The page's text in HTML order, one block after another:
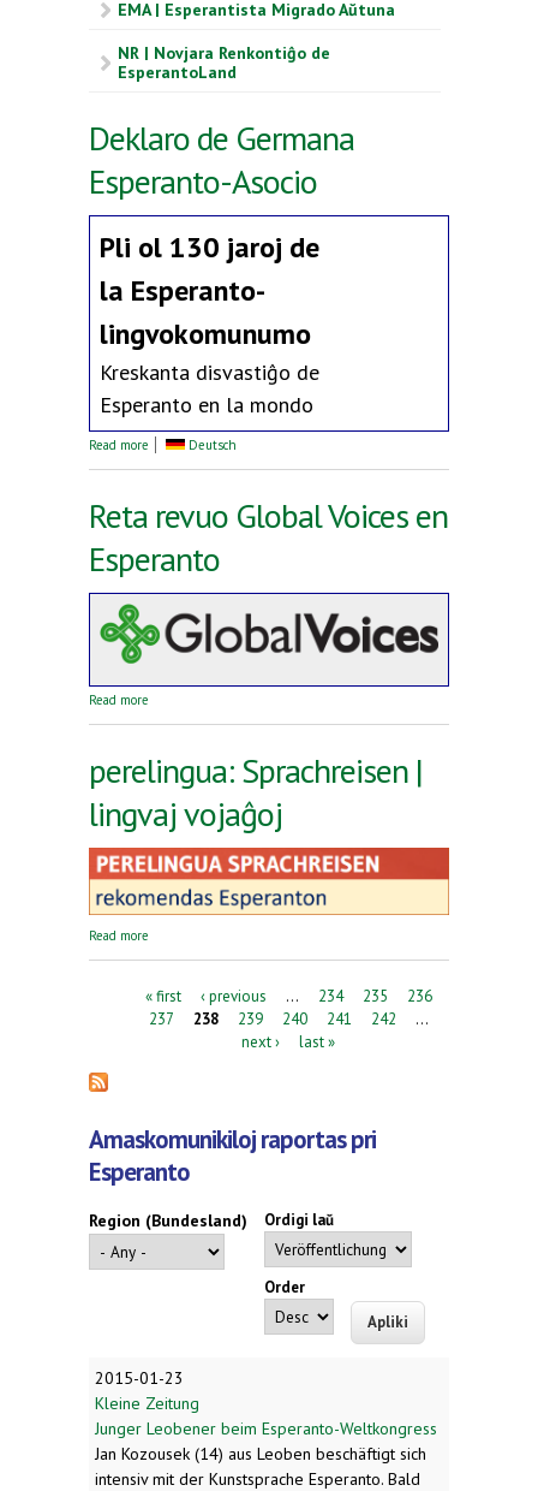
EMA | Esperantista Migrado Aŭtuna
NR | Novjara Renkontiĝo de
EsperantoLand
Deklaro de Germana
Esperanto-Asocio
Pli ol 130 jaroj de
la Esperanto-
lingvokomunumo
Kreskanta disvastiĝo de
Esperanto en la mondo
Read more about Deklaro de Germana Esperanto-Asocio
Deutsch
Reta revuo Global Voices en
Esperanto
Read more
perelingua: Sprachreisen |
lingvaj vojaĝoj
Read more
Pages« first ‹ previous … 234 235
236
237
238 239 240 241 242
…
next ›
last »
Amaskomunikiloj raportas pri
Esperanto
Region (Bundesland) Ordigi laŭ
Order
2015-01-23
Kleine Zeitung
Junger Leobener beim Esperanto-Weltkongress
Jan Kozousek (14) aus Leoben beschäftigt sich
intensiv mit der Kunstsprache Esperanto. Bald